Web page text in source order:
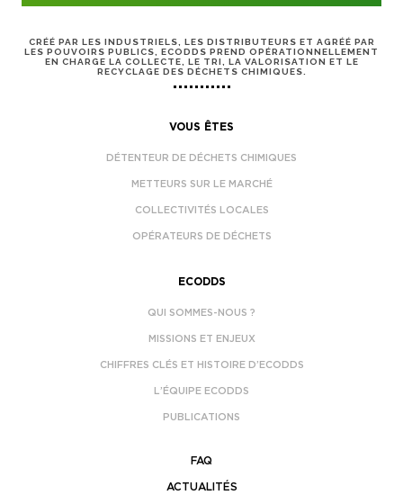
CRÉÉ PAR LES INDUSTRIELS, LES DISTRIBUTEURS ET AGRÉÉ PAR
LES POUVOIRS PUBLICS, ECODDS PREND OPÉRATIONNELLEMENT
EN CHARGE LA COLLECTE, LE TRI, LA VALORISATION ET LE
RECYCLAGE DES DÉCHETS CHIMIQUES.
VOUS ÊTES
DÉTENTEUR DE DÉCHETS CHIMIQUES
METTEURS SUR LE MARCHÉ
COLLECTIVITÉS LOCALES
OPÉRATEURS DE DÉCHETS
ECODDS
QUI SOMMES-NOUS ?
MISSIONS ET ENJEUX
CHIFFRES CLÉS ET HISTOIRE D’ECODDS
L’ÉQUIPE ECODDS
PUBLICATIONS
FAQ
ACTUALITÉS